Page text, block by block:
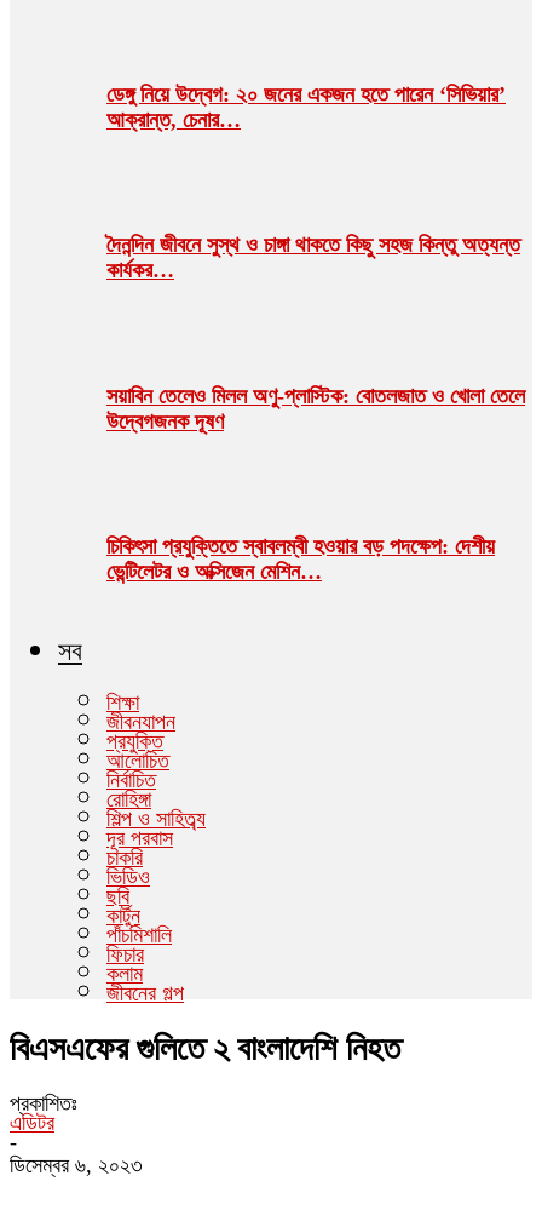
ডেঙ্গু নিয়ে উদ্বেগ: ২০ জনের একজন হতে পারেন ‘সিভিয়ার’
আক্রান্ত, চেনার…
দৈনন্দিন জীবনে সুস্থ ও চাঙ্গা থাকতে কিছু সহজ কিন্তু অত্যন্ত
কার্যকর…
সয়াবিন তেলেও মিলল অণু-প্লাস্টিক: বোতলজাত ও খোলা তেলে
উদ্বেগজনক দূষণ
চিকিৎসা প্রযুক্তিতে স্বাবলম্বী হওয়ার বড় পদক্ষেপ: দেশীয়
ভেন্টিলেটর ও অক্সিজেন মেশিন…
সব
শিক্ষা
জীবনযাপন
প্রযুক্তি
আলোচিত
নির্বাচিত
রোহিঙ্গা
শিল্প ও সাহিত্ব্য
দূর পরবাস
চাকরি
ভিডিও
ছবি
কার্টুন
পাঁচমিশালি
ফিচার
কলাম
জীবনের গল্প
বিএসএফের গুলিতে ২ বাংলাদেশি নিহত
প্রকাশিতঃ
এডিটর
-
ডিসেম্বর ৬, ২০২৩